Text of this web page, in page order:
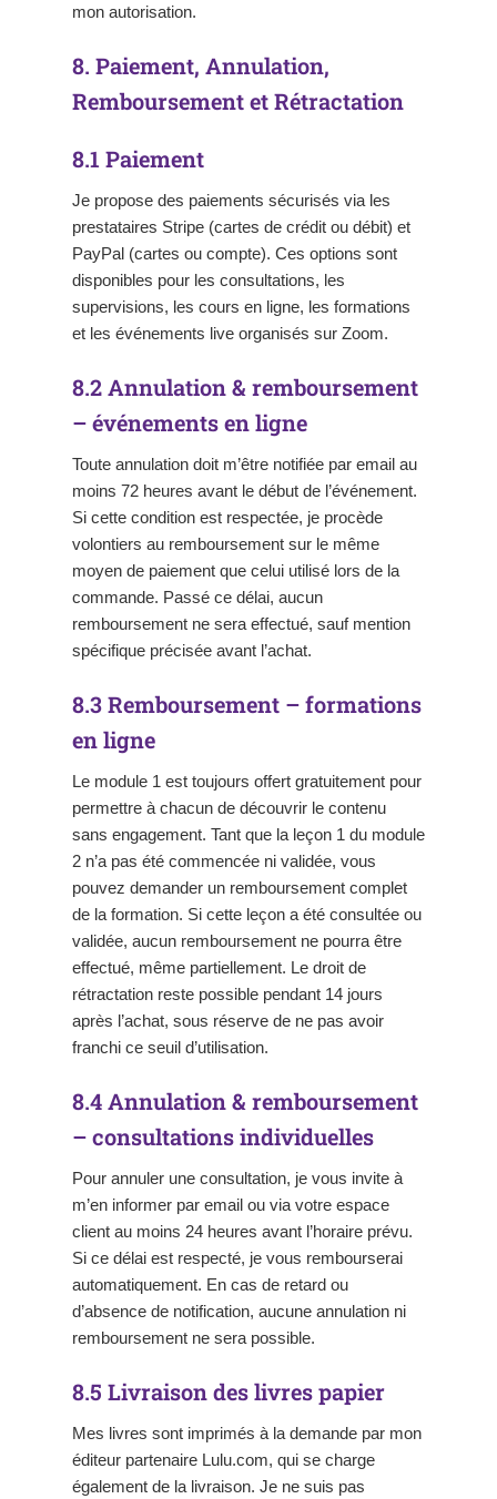
mon autorisation.
8. Paiement, Annulation,
Remboursement et Rétractation
8.1 Paiement
Je propose des paiements sécurisés via les
prestataires Stripe (cartes de crédit ou débit) et
PayPal (cartes ou compte). Ces options sont
disponibles pour les consultations, les
supervisions, les cours en ligne, les formations
et les événements live organisés sur Zoom.
8.2 Annulation & remboursement
– événements en ligne
Toute annulation doit m’être notifiée par email au
moins 72 heures avant le début de l’événement.
Si cette condition est respectée, je procède
volontiers au remboursement sur le même
moyen de paiement que celui utilisé lors de la
commande. Passé ce délai, aucun
remboursement ne sera effectué, sauf mention
spécifique précisée avant l’achat.
8.3 Remboursement – formations
en ligne
Le module 1 est toujours offert gratuitement pour
permettre à chacun de découvrir le contenu
sans engagement. Tant que la leçon 1 du module
2 n’a pas été commencée ni validée, vous
pouvez demander un remboursement complet
de la formation. Si cette leçon a été consultée ou
validée, aucun remboursement ne pourra être
effectué, même partiellement. Le droit de
rétractation reste possible pendant 14 jours
après l’achat, sous réserve de ne pas avoir
franchi ce seuil d’utilisation.
8.4 Annulation & remboursement
– consultations individuelles
Pour annuler une consultation, je vous invite à
m’en informer par email ou via votre espace
client au moins 24 heures avant l’horaire prévu.
Si ce délai est respecté, je vous rembourserai
automatiquement. En cas de retard ou
d’absence de notification, aucune annulation ni
remboursement ne sera possible.
8.5 Livraison des livres papier
Mes livres sont imprimés à la demande par mon
éditeur partenaire Lulu.com, qui se charge
également de la livraison. Je ne suis pas